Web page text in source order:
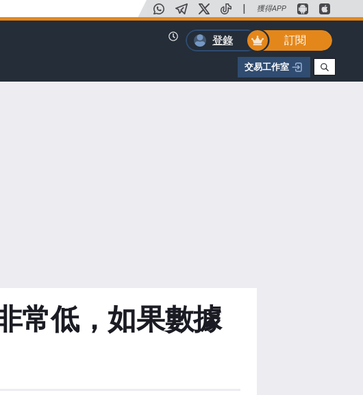
| 獲得APP
登錄
訂閱
交易工作室
常低，如果數據